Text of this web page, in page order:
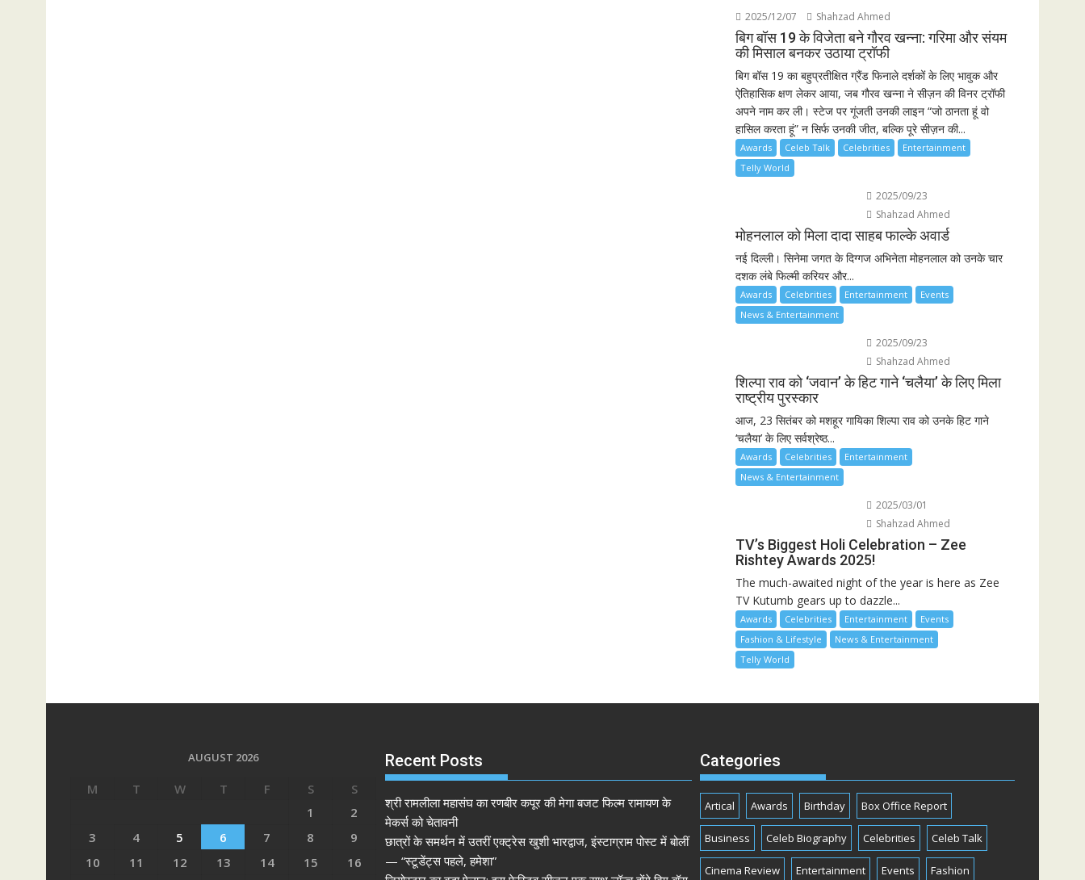
2025/12/07 Shahzad Ahmed
बिग बॉस 19 के विजेता बने गौरव खन्ना: गरिमा और संयम
की मिसाल बनकर उठाया ट्रॉफी
बिग बॉस 19 का बहुप्रतीक्षित ग्रैंड फिनाले दर्शकों के लिए भावुक और
ऐतिहासिक क्षण लेकर आया, जब गौरव खन्ना ने सीज़न की विनर ट्रॉफी
अपने नाम कर ली। स्टेज पर गूंजती उनकी लाइन “जो ठानता हूं वो
हासिल करता हूं” न सिर्फ उनकी जीत, बल्कि पूरे सीज़न की...
Awards Celeb Talk Celebrities
Entertainment
Telly World
2025/09/23
Shahzad Ahmed
मोहनलाल को मिला दादा साहब फाल्के अवार्ड
नई दिल्ली। सिनेमा जगत के दिग्गज अभिनेता मोहनलाल को उनके चार
दशक लंबे फिल्मी करियर और...
Awards Celebrities Entertainment
Events
News & Entertainment
2025/09/23
Shahzad Ahmed
शिल्पा राव को ‘जवान’ के हिट गाने ‘चलैया’ के लिए मिला
राष्ट्रीय पुरस्कार
आज, 23 सितंबर को मशहूर गायिका शिल्पा राव को उनके हिट गाने
‘चलैया’ के लिए सर्वश्रेष्ठ...
Awards Celebrities
Entertainment
News & Entertainment
2025/03/01
Shahzad Ahmed
TV’s Biggest Holi Celebration – Zee
Rishtey Awards 2025!
The much-awaited night of the year is here as Zee
TV Kutumb gears up to dazzle...
Awards Celebrities Entertainment
Events
Fashion & Lifestyle
News & Entertainment
Telly World
AUGUST 2026
M T W T F S
S
1
2
3
4 5 6 7 8
9
10
11 12 13 14 15
16
Recent Posts
श्री रामलीला महासंघ का रणबीर कपूर की मेगा बजट फिल्म रामायण के
मेकर्स को चेतावनी
छात्रों के समर्थन में उतरीं एक्ट्रेस खुशी भारद्वाज, इंस्टाग्राम पोस्ट में बोलीं
— “स्टूडेंट्स पहले, हमेशा”
Categories
Artical Awards Birthday Box Office Report
Business Celeb Biography Celebrities Celeb Talk
Cinema Review Entertainment Events Fashion